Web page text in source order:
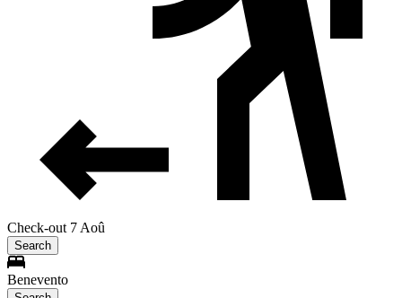
Check-out 7 Aoû
Search
Benevento